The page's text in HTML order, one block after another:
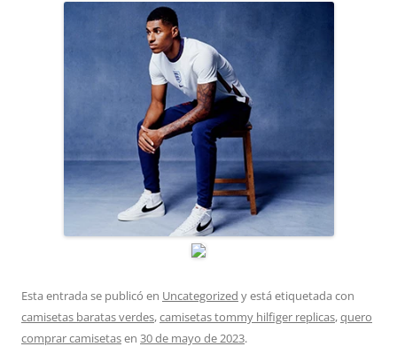
Esta entrada se publicó en Uncategorized y está etiquetada con
camisetas baratas verdes,camisetas tommy hilfiger replicas,quero
comprar camisetasen 30 de mayo de 2023.